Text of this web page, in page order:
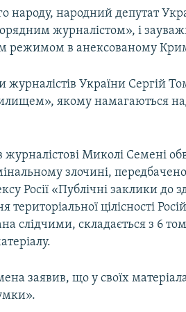
народу, народний депутат
журналістом», і
режимом в анексованому
журналістів України Сергій
якому намагаються
журналістові Миколі Семені
злочині,
Росії «Публічні заклики до
цілісності
слідчими, складається з 6
заявив, що у своїх